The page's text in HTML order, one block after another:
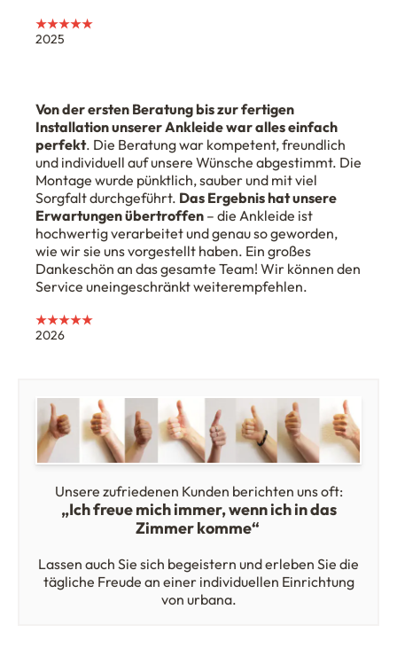
★★★★★
2025
Von der ersten Beratung bis zur fertigen
Installation unserer Ankleide war alles einfach
perfekt. Die Beratung war kompetent, freundlich
und individuell auf unsere Wünsche abgestimmt. Die
Montage wurde pünktlich, sauber und mit viel
Sorgfalt durchgeführt. Das Ergebnis hat unsere
Erwartungen übertroffen – die Ankleide ist
hochwertig verarbeitet und genau so geworden,
wie wir sie uns vorgestellt haben. Ein großes
Dankeschön an das gesamte Team! Wir können den
Service uneingeschränkt weiterempfehlen.
★★★★★
2026
Unsere zufriedenen Kunden berichten uns oft:
„Ich freue mich immer, wenn ich in das
Zimmer komme“
Lassen auch Sie sich begeistern und erleben Sie die
tägliche Freude an einer individuellen Einrichtung
von urbana.